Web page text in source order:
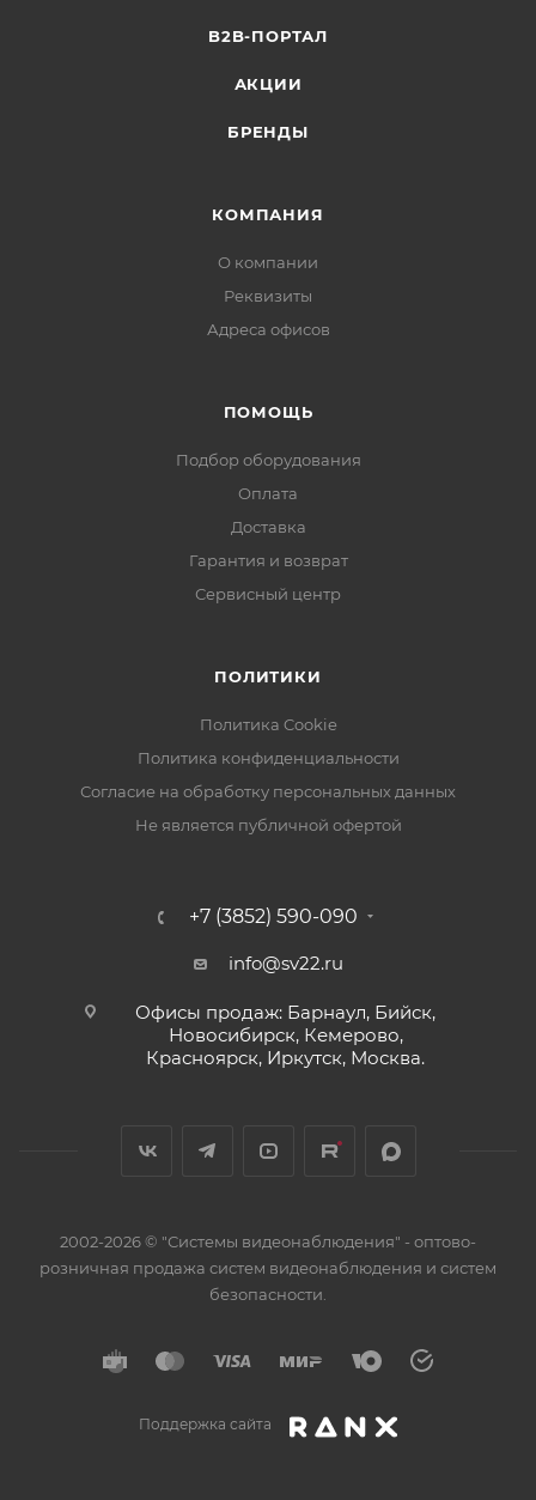
B2B-ПОРТАЛ
АКЦИИ
БРЕНДЫ
КОМПАНИЯ
О компании
Реквизиты
Адреса офисов
ПОМОЩЬ
Подбор оборудования
Оплата
Доставка
Гарантия и возврат
Сервисный центр
ПОЛИТИКИ
Политика Cookie
Политика конфиденциальности
Согласие на обработку персональных данных
Не является публичной офертой
+7 (3852) 590-090
info@sv22.ru
Офисы продаж: Барнаул, Бийск,
Новосибирск, Кемерово,
Красноярск, Иркутск, Москва.
2002-2026 © "Системы видеонаблюдения" - оптово-
розничная продажа систем видеонаблюдения и систем
безопасности.
Поддержка сайта